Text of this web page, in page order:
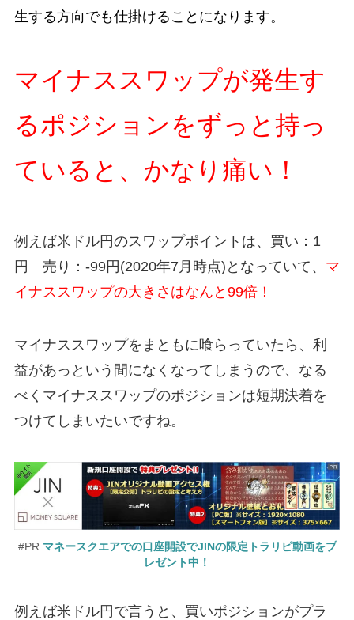
生する方向でも仕掛けることになります。
マイナススワップが発生す
るポジションをずっと持っ
ていると、かなり痛い！
例えば米ドル円のスワップポイントは、買い：1
円 売り：-99円(2020年7月時点)となっていて、 マ
イナススワップの大きさはなんと99倍！
マイナススワップをまともに喰らっていたら、利
益があっという間になくなってしまうので、なる
べくマイナススワップのポジションは短期決着を
つけてしまいたいですね。
#PR マネースクエアでの口座開設でJINの限定トラリピ動画をプ
レゼント中！
例えば米ドル円で言うと、買いポジションがプラ